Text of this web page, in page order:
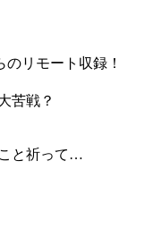
リモート収録！
苦戦？
と祈って…